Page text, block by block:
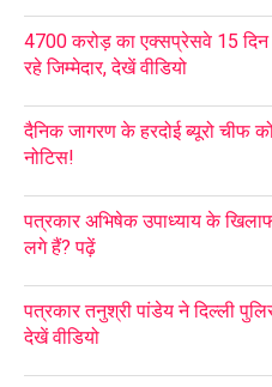
4700 करोड़ का एक्सप्रेसवे 15
रहे जिम्मेदार, देखें वीडियो
दैनिक जागरण के हरदोई ब्यूरो चीफ
नोटिस!
पत्रकार अभिषेक उपाध्याय के
लगे हैं? पढ़ें
पत्रकार तनुश्री पांडेय ने दिल्ली
देखें वीडियो